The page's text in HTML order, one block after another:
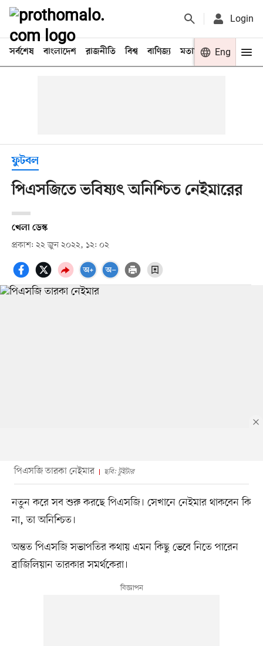
Login
সর্বশেষ বাংলাদেশ রাজনীতি বিশ্ব বাণিজ্য মতামত খেলা
Eng
ফুটবল
পিএসজিতে ভবিষ্যৎ অনিশ্চিত নেইমারের
খেলা ডেস্ক
প্রকাশ: ২২ জুন ২০২২, ১২: ০২
পিএসজি তারকা নেইমার ছবি: টুইটার
নতুন করে সব শুরু করছে পিএসজি। সেখানে নেইমার থাকবেন কি
না, তা অনিশ্চিত।
অন্তত পিএসজি সভাপতির কথায় এমন কিছু ভেবে নিতে পারেন
ব্রাজিলিয়ান তারকার সমর্থকেরা।